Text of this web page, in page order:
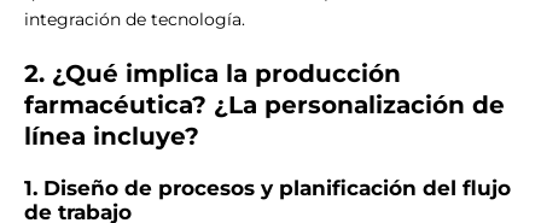
integración de tecnología.
2. ¿Qué implica la producción
farmacéutica? ¿La personalización de
línea incluye?
1. Diseño de procesos y planificación del flujo
de trabajo